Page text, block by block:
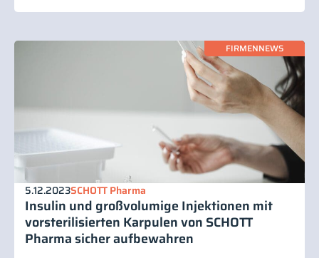
FIRMENNEWS
5.12.2023SCHOTT Pharma
Insulin und großvolumige Injektionen mit
vorsterilisierten Karpulen von SCHOTT
Pharma sicher aufbewahren